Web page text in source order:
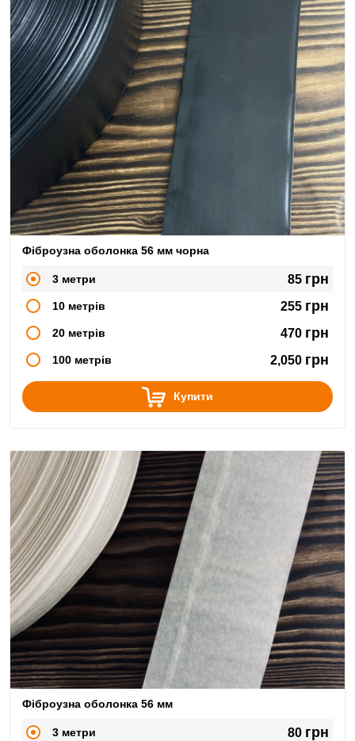
Фіброузна оболонка 56 мм чорна
3 метри 85 грн
10 метрів 255 грн
20 метрів 470 грн
100 метрів 2,050 грн
Купити
Фіброузна оболонка 56 мм
3 метри 80 грн